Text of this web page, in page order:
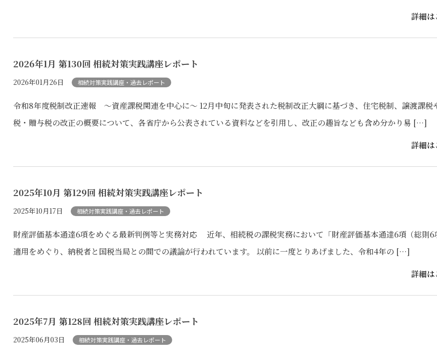
詳細は
2026年1月 第130回 相続対策実践講座レポート
2026年01月26日 相続対策実践講座・過去レポート
令和8年度税制改正速報 ～資産課税関連を中心に～ 12月中旬に発表された税制改正大綱に基づき、住宅税制、譲渡課税
税・贈与税の改正の概要について、各省庁から公表されている資料などを引用し、改正の趣旨なども含め分かり易 […]
詳細は
2025年10月 第129回 相続対策実践講座レポート
2025年10月17日 相続対策実践講座・過去レポート
財産評価基本通達6項をめぐる最新判例等と実務対応 近年、相続税の課税実務において「財産評価基本通達6項（総則6
適用をめぐり、納税者と国税当局との間での議論が行われています。 以前に一度とりあげました、令和4年の […]
詳細は
2025年7月 第128回 相続対策実践講座レポート
2025年06月03日 相続対策実践講座・過去レポート